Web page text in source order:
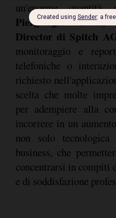
un'enorme
Piergiorgio Vittori,
Director di Spitch
monitoraggio e
telefoniche o
richiesto
scelta che molte
per adempiere alla
incorrere in un
non solo
business, che
concentrarsi in compiti
e di soddisfazione